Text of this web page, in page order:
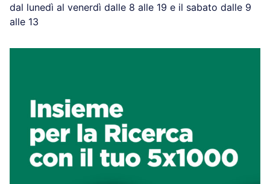
dal lunedì al venerdì dalle 8 alle 19 e il sabato dalle 9
alle 13